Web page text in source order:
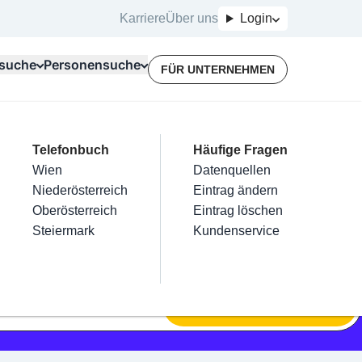
KarriereÜber uns Login
Kategorien
Friseur
Nägel
Haarentfernung
Make-Up
Für Unternehmer
Terminbuchung
Kostenlose Beratung
Top Branchen
Elektriker
Installateure
Maler & Lackierer
Branchen A-Z
Mein Firmeneintrag
Eintrag hinzufügen
Eintrag beanspruchen
Eintrag verwalten
Eintrag bewerben
Personensuche
Telefonbuch
Wien
Niederösterreich
Oberösterreich
Steiermark
Häufige Fragen
Datenquellen
Eintrag ändern
Eintrag löschen
Kundenservice
FÜR UNTERNEHMEN